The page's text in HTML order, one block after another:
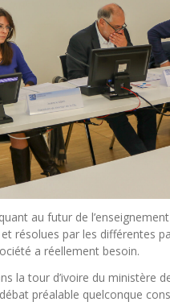
au futur de
résolues par les différentes
a réellement besoin.
la tour d’ivoire du ministère
préalable quelconque